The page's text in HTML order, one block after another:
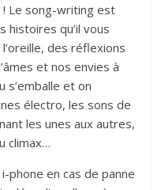
! Le song-writing est
histoires qu’il vous
des réflexions
et nos envies à
s’emballe et on
électro, les sons de
les unes aux autres,
climax…
phone en cas de panne